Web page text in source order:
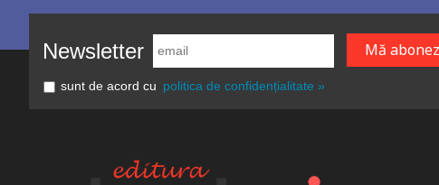
Newsletter
sunt de acord cu politica de confidențialitate »